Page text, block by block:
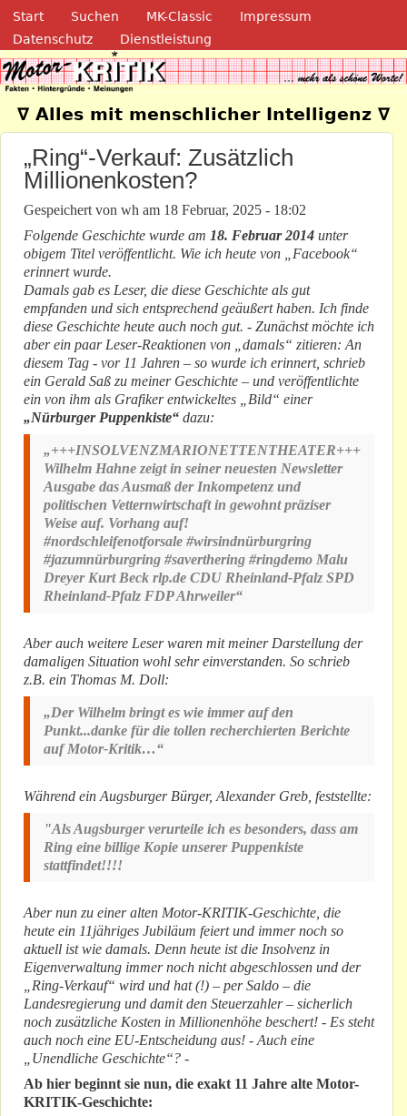
Direkt zum Inhalt
Navigation
Start Suchen MK-Classic
Impressum
Datenschutz
Dienstleistung
Motor-Kritik.de
∇ Alles mit menschlicher Intelligenz ∇
„Ring“-Verkauf: Zusätzlich
Millionenkosten?
Gespeichert von wh am 18 Februar, 2025 - 18:02
Folgende Geschichte wurde am 18. Februar 2014 unter
obigem Titel veröffentlicht. Wie ich heute von „Facebook“
erinnert wurde.
Damals gab es Leser, die diese Geschichte als gut
empfanden und sich entsprechend geäußert haben. Ich finde
diese Geschichte heute auch noch gut. - Zunächst möchte ich
aber ein paar Leser-Reaktionen von „damals“ zitieren: An
diesem Tag - vor 11 Jahren – so wurde ich erinnert, schrieb
ein Gerald Saß zu meiner Geschichte – und veröffentlichte
ein von ihm als Grafiker entwickeltes „Bild“ einer
„Nürburger Puppenkiste“ dazu:
„+++INSOLVENZMARIONETTENTHEATER+++
Wilhelm Hahne zeigt in seiner neuesten Newsletter
Ausgabe das Ausmaß der Inkompetenz und
politischen Vetternwirtschaft in gewohnt präziser
Weise auf. Vorhang auf!
#nordschleifenotforsale #wirsindnürburgring
#jazumnürburgring #saverthering #ringdemo Malu
Dreyer Kurt Beck rlp.de CDU Rheinland-Pfalz SPD
Rheinland-Pfalz FDP Ahrweiler“
Aber auch weitere Leser waren mit meiner Darstellung der
damaligen Situation wohl sehr einverstanden. So schrieb
z.B. ein Thomas M. Doll:
„Der Wilhelm bringt es wie immer auf den
Punkt...danke für die tollen recherchierten Berichte
auf Motor-Kritik…“
Während ein Augsburger Bürger, Alexander Greb, feststellte:
"Als Augsburger verurteile ich es besonders, dass am
Ring eine billige Kopie unserer Puppenkiste
stattfindet!!!!
Aber nun zu einer alten Motor-KRITIK-Geschichte, die
heute ein 11jähriges Jubiläum feiert und immer noch so
aktuell ist wie damals. Denn heute ist die Insolvenz in
Eigenverwaltung immer noch nicht abgeschlossen und der
„Ring-Verkauf“ wird und hat (!) – per Saldo – die
Landesregierung und damit den Steuerzahler – sicherlich
noch zusätzliche Kosten in Millionenhöhe beschert! - Es steht
auch noch eine EU-Entscheidung aus! - Auch eine
„Unendliche Geschichte“? -
Ab hier beginnt sie nun, die exakt 11 Jahre alte Motor-
KRITIK-Geschichte: